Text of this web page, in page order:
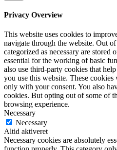
Privacy Overview
This website uses cookies to
navigate through the website. Out
categorized as necessary are stored
essential for the working of basic
also use third-party cookies that
you use this website. These
only with your consent. You also
cookies. But opting out of some of
browsing experience.
Necessary
Necessary
Altid aktiveret
Necessary cookies are absolutely